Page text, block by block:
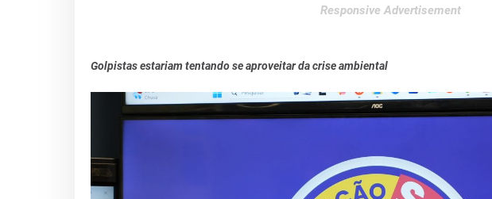
Responsive Advertisement
Golpistas estariam tentando se aproveitar da crise ambiental